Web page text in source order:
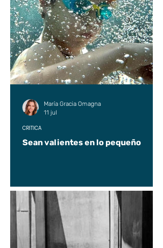
Sean valientes en lo pequeño
CRÍTICA
María Gracia Omagna
11 jul